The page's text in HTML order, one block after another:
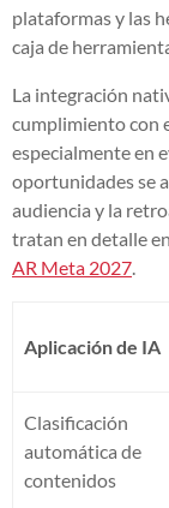
plataformas y las
caja de
La integración
cumplimiento con
especialmente en
oportunidades se
audiencia y la
tratan en detalle en
AR Meta 2027.
Aplicación de IA
Clasificación
automática de
contenidos